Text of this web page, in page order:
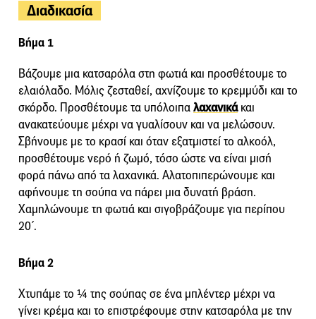
Διαδικασία
Βήμα 1
Βάζουμε μια κατσαρόλα στη φωτιά και προσθέτουμε το
ελαιόλαδο. Μόλις ζεσταθεί, αχνίζουμε το κρεμμύδι και το
σκόρδο. Προσθέτουμε τα υπόλοιπαλαχανικάκαι
ανακατεύουμε μέχρι να γυαλίσουν και να μελώσουν.
Σβήνουμε με το κρασί και όταν εξατμιστεί το αλκοόλ,
προσθέτουμε νερό ή ζωμό, τόσο ώστε να είναι μισή
φορά πάνω από τα λαχανικά. Αλατοπιπερώνουμε και
αφήνουμε τη σούπα να πάρει μια δυνατή βράση.
Χαμηλώνουμε τη φωτιά και σιγοβράζουμε για περίπου
20΄.
Βήμα 2
Χτυπάμε το ¼ της σούπας σε ένα μπλέντερ μέχρι να
γίνει κρέμα και το επιστρέφουμε στην κατσαρόλα με την